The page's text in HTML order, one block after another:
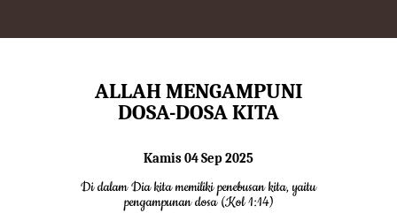
ALLAH MENGAMPUNI
DOSA-DOSA KITA
Kamis 04 Sep 2025
Di dalam Dia kita memiliki penebusan kita, yaitu
pengampunan dosa (Kol 1:14)